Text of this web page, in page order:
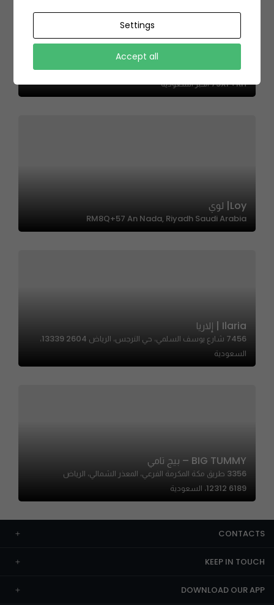
A PLUS | اي بلس
75XF+RH الخبر السعودية
Loy| لوي
RM8Q+57 An Nada, Riyadh Saudi Arabia
Ilaria | إلاريا
7456 شارع يوسف السلمي، حي النرجس، الرياض 13339 2604،
السعودية
BIG TUMMY – بيج تامي
3356 طريق مكة المكرمة الفرعي، المعذر الشمالي، الرياض
12312 6189، السعودية
CONTACTS
KEEP IN TOUCH
DOWNLOAD OUR APP
Settings
Accept all